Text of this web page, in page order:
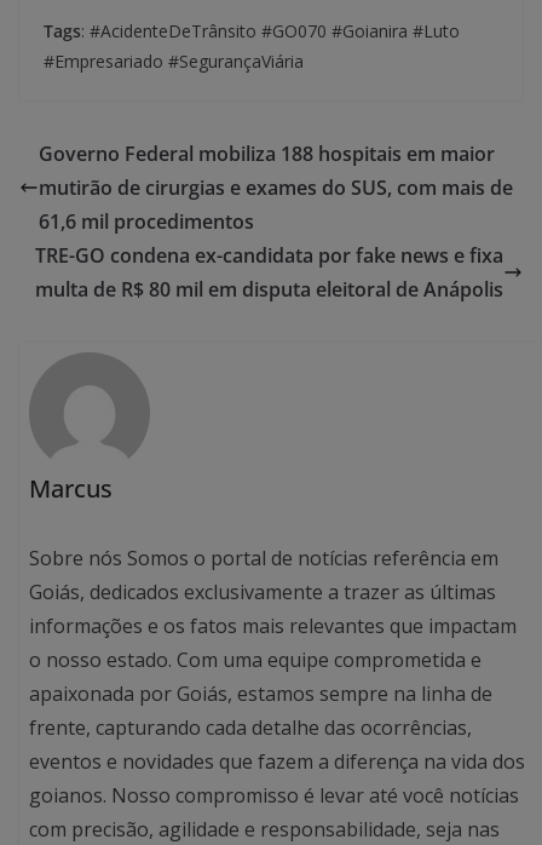
Tags: #AcidenteDeTrânsito #GO070 #Goianira #Luto
#Empresariado #SegurançaViária
Governo Federal mobiliza 188 hospitais em maior
mutirão de cirurgias e exames do SUS, com mais de
61,6 mil procedimentos
TRE-GO condena ex-candidata por fake news e fixa
multa de R$ 80 mil em disputa eleitoral de Anápolis
Marcus
Sobre nós Somos o portal de notícias referência em
Goiás, dedicados exclusivamente a trazer as últimas
informações e os fatos mais relevantes que impactam
o nosso estado. Com uma equipe comprometida e
apaixonada por Goiás, estamos sempre na linha de
frente, capturando cada detalhe das ocorrências,
eventos e novidades que fazem a diferença na vida dos
goianos. Nosso compromisso é levar até você notícias
com precisão, agilidade e responsabilidade, seja nas